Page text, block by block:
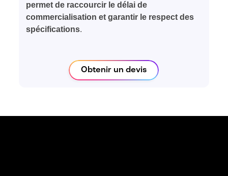
permet de raccourcir le délai de
commercialisation et garantir le respect des
spécifications.
Obtenir un devis